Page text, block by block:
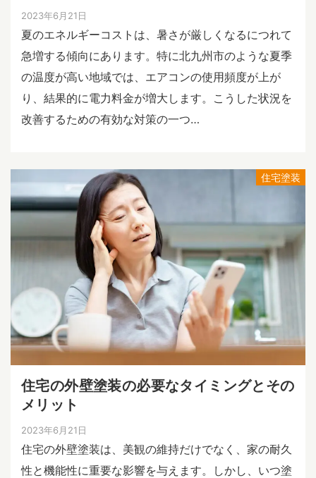
2023年6月21日
夏のエネルギーコストは、暑さが厳しくなるにつれて
急増する傾向にあります。特に北九州市のような夏季
の温度が高い地域では、エアコンの使用頻度が上が
り、結果的に電力料金が増大します。こうした状況を
改善するための有効な対策の一つ…
住宅塗装
住宅の外壁塗装の必要なタイミングとその
メリット
2023年6月21日
住宅の外壁塗装は、美観の維持だけでなく、家の耐久
性と機能性に重要な影響を与えます。しかし、いつ塗